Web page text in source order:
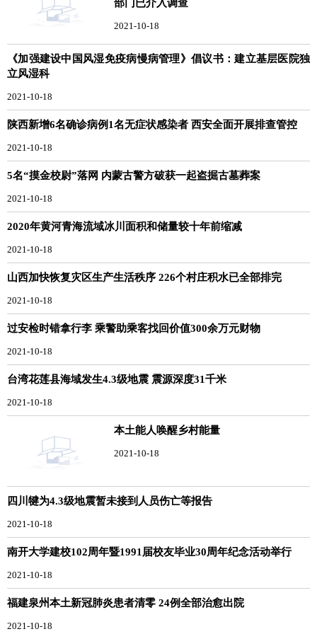
部门已介入调查
2021-10-18
《加强建设中国风湿免疫病慢病管理》倡议书：建立基层医院独
立风湿科
2021-10-18
陕西新增6名确诊病例1名无症状感染者 西安全面开展排查管控
2021-10-18
5名“摸金校尉”落网 内蒙古警方破获一起盗掘古墓葬案
2021-10-18
2020年黄河青海流域冰川面积和储量较十年前缩减
2021-10-18
山西加快恢复灾区生产生活秩序 226个村庄积水已全部排完
2021-10-18
过安检时错拿行李 乘警助乘客找回价值300余万元财物
2021-10-18
台湾花莲县海域发生4.3级地震 震源深度31千米
2021-10-18
本土能人唤醒乡村能量
2021-10-18
四川犍为4.3级地震暂未接到人员伤亡等报告
2021-10-18
南开大学建校102周年暨1991届校友毕业30周年纪念活动举行
2021-10-18
福建泉州本土新冠肺炎患者清零 24例全部治愈出院
2021-10-18